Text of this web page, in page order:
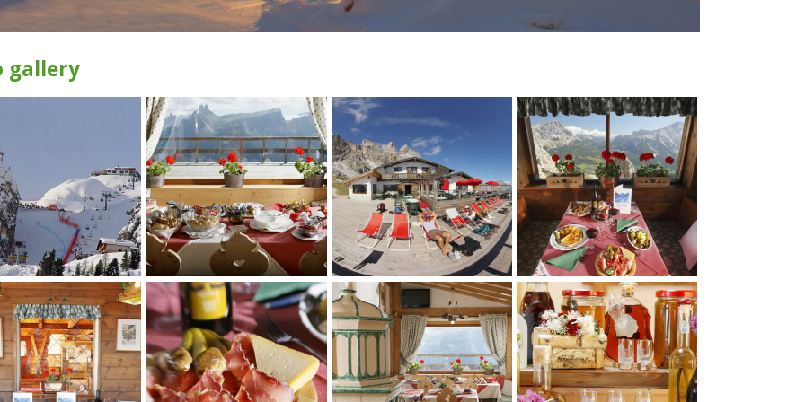
gallery